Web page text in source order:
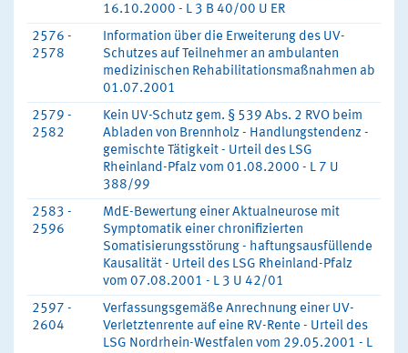
16.10.2000 - L 3 B 40/00 U ER
2576 -
2578
Information über die Erweiterung des UV-
Schutzes auf Teilnehmer an ambulanten
medizinischen Rehabilitationsmaßnahmen ab
01.07.2001
2579 -
2582
Kein UV-Schutz gem. § 539 Abs. 2 RVO beim
Abladen von Brennholz - Handlungstendenz -
gemischte Tätigkeit - Urteil des LSG
Rheinland-Pfalz vom 01.08.2000 - L 7 U
388/99
2583 -
2596
MdE-Bewertung einer Aktualneurose mit
Symptomatik einer chronifizierten
Somatisierungsstörung - haftungsausfüllende
Kausalität - Urteil des LSG Rheinland-Pfalz
vom 07.08.2001 - L 3 U 42/01
2597 -
2604
Verfassungsgemäße Anrechnung einer UV-
Verletztenrente auf eine RV-Rente - Urteil des
LSG Nordrhein-Westfalen vom 29.05.2001 - L